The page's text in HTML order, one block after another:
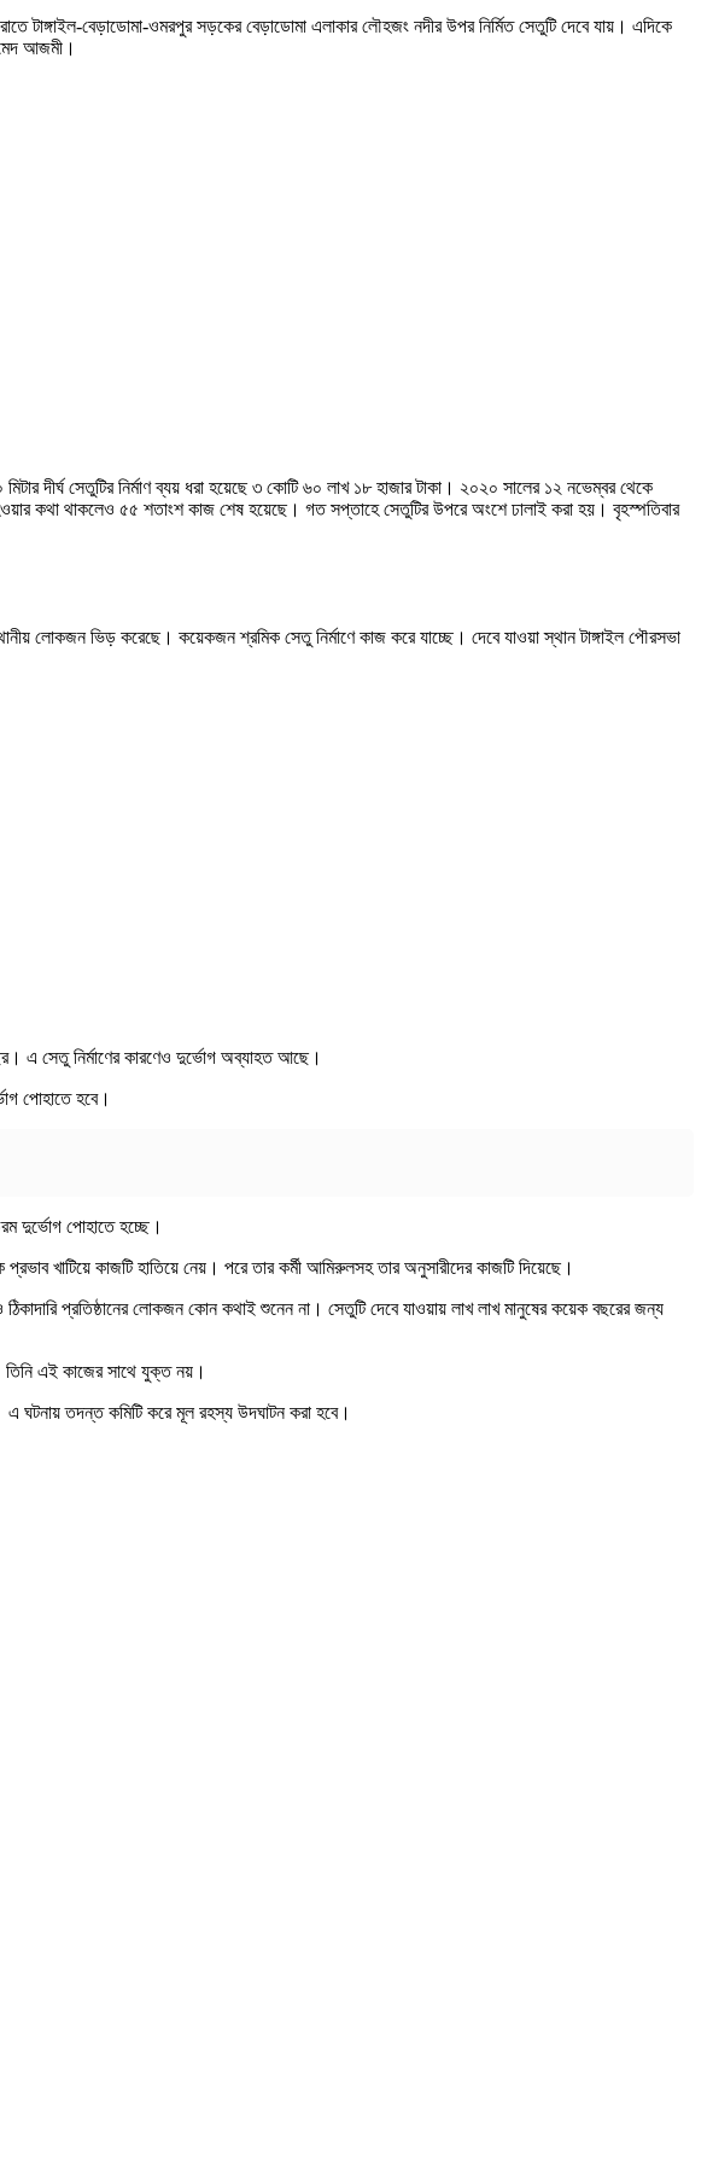
টাঙ্গাইল-বেড়াডোমা-ওমরপুর সড়কের বেড়াডোমা এলাকার লৌহজং নদীর উপর নির্মিত সেতুটি দেবে যায়। এদিকে
আজমী।
দীর্ঘ সেতুটির নির্মাণ ব্যয় ধরা হয়েছে ৩ কোটি ৬০ লাখ ১৮ হাজার টাকা। ২০২০ সালের ১২ নভেম্বর থেকে
হওয়ার কথা থাকলেও ৫৫ শতাংশ কাজ শেষ হয়েছে। গত সপ্তাহে সেতুটির উপরে অংশে ঢালাই করা হয়। বৃহস্পতিবার
লোকজন ভিড় করেছে। কয়েকজন শ্রমিক সেতু নির্মাণে কাজ করে যাচ্ছে। দেবে যাওয়া স্থান টাঙ্গাইল পৌরসভা
এ সেতু নির্মাণের কারণেও দুর্ভোগ অব্যাহত আছে।
পোহাতে হবে।
দুর্ভোগ পোহাতে হচ্ছে।
খাটিয়ে কাজটি হাতিয়ে নেয়। পরে তার কর্মী আমিরুলসহ তার অনুসারীদের কাজটি দিয়েছে।
প্রতিষ্ঠানের লোকজন কোন কথাই শুনেন না। সেতুটি দেবে যাওয়ায় লাখ লাখ মানুষের কয়েক বছরের জন্য
তিনি এই কাজের সাথে যুক্ত নয়।
এ ঘটনায় তদন্ত কমিটি করে মূল রহস্য উদঘাটন করা হবে।